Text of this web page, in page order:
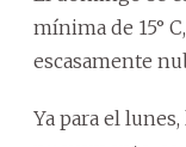
mínima de 15°
escasamente
Ya para el